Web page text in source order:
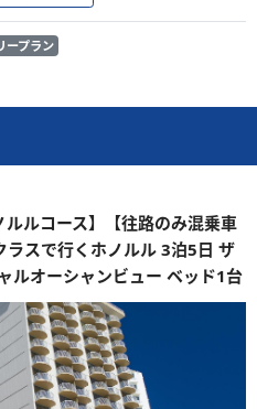
ープラン
ルコース】【往路のみ混乗車
スで行くホノルル 3泊5日 ザ
ルオーシャンビュー ベッド1台